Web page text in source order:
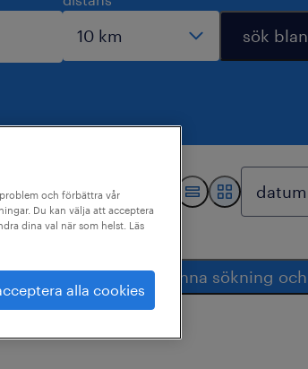
sök
spara denna sökning
och förbättra vår
Du kan välja att acceptera
dina val när som helst. Läs
alla cookies